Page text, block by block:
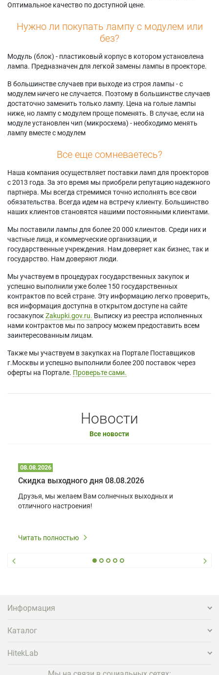
Оптимальное качество по доступной цене.
Нужно ли покупать лампу с модулем или
без?
Модуль (блок) - пластиковый корпус в котором установлена
лампа. Предназначен для легкой замены лампы в проекторе.
В большинстве случаев при выходе из строя лампы - с
модулем ничего не случается. Поэтому в большинстве случаев
достаточно заменить только лампу. Цена на голые лампы
ниже, но лампу с модулем проще поменять. В случае, если на
модуле установлен чип (микросхема) - необходимо менять
лампу вместе с модулем
Все еще сомневаетесь?
Наша компания осуществляет поставки ламп для проекторов
с 2013 года. За это время мы приобрели репутацию надежного
партнера. Мы всегда стремимся точно исполнять все свои
обязательства. Всегда идем на встречу клиенту. Большинство
наших клиентов становятся нашими постоянными клиентами.
Мы поставили лампы для более 20 000 клиентов. Среди них и
частные лица, и коммерческие организации, и
государственные учреждения. Нам доверяет как бизнес, так и
государство. Нам доверяют люди.
Мы участвуем в процедурах государственных закупок и
успешно выполнили уже более 150 государственных
контрактов по всей стране. Эту информацию легко проверить,
вся информация доступна в открытом доступе на сайте
госзакупок Zakupki.gov.ru. Выписку из реестра исполненных
нами контрактов мы по запросу можем предоставить всем
заинтересованным лицам.
Также мы участвуем в закупках на Портале Поставщиков
г.Москвы и успешно выполнили более 200 поставок через
оферты на Портале. Проверьте сами.
Новости
Все новости
08.08.2026
Скидка выходного дня 08.08.2026
Друзья, мы желаем Вам солнечных выходных и
отличного настроения!
Читать полностью
Информация
Каталог
HitekLab